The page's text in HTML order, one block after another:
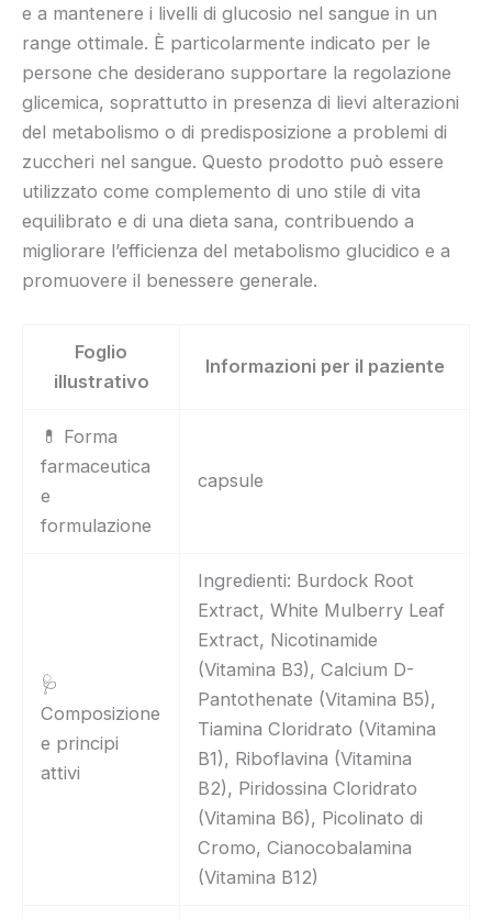
e a mantenere i livelli di glucosio nel sangue in un
range ottimale. È particolarmente indicato per le
persone che desiderano supportare la regolazione
glicemica, soprattutto in presenza di lievi alterazioni
del metabolismo o di predisposizione a problemi di
zuccheri nel sangue. Questo prodotto può essere
utilizzato come complemento di uno stile di vita
equilibrato e di una dieta sana, contribuendo a
migliorare l’efficienza del metabolismo glucidico e a
promuovere il benessere generale.
Foglio
illustrativo
Informazioni per il paziente
💊 Forma
farmaceutica
e
formulazione
capsule
🩺
Composizione
e principi
attivi
Ingredienti: Burdock Root
Extract, White Mulberry Leaf
Extract, Nicotinamide
(Vitamina B3), Calcium D-
Pantothenate (Vitamina B5),
Tiamina Cloridrato (Vitamina
B1), Riboflavina (Vitamina
B2), Piridossina Cloridrato
(Vitamina B6), Picolinato di
Cromo, Cianocobalamina
(Vitamina B12)